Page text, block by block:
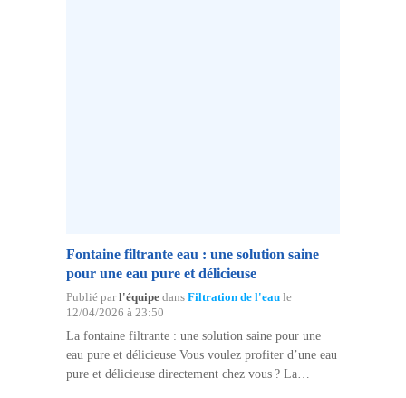
Fontaine filtrante eau : une solution saine
pour une eau pure et délicieuse
Publié parl'équipedans Filtration de l'eaule
12/04/2026 à 23:50
La fontaine filtrante : une solution saine pour une
eau pure et délicieuse Vous voulez profiter d’une eau
pure et délicieuse directement chez vous ? La